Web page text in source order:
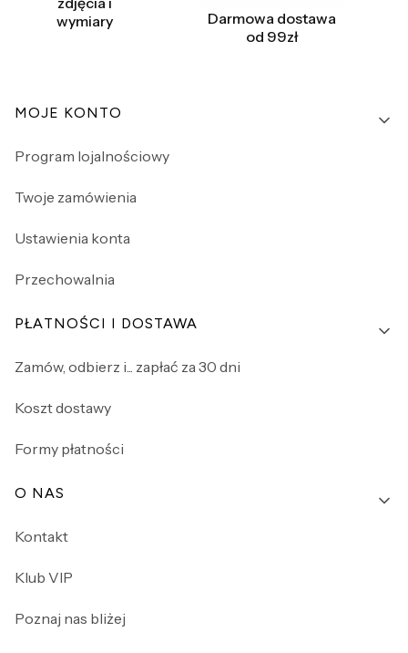
wymiary
Darmowa dostawa
od 99zł
Linki w stopce
MOJE KONTO
Program lojalnościowy
Twoje zamówienia
Ustawienia konta
Przechowalnia
PŁATNOŚCI I DOSTAWA
Zamów, odbierz i... zapłać za 30 dni
Koszt dostawy
Formy płatności
O NAS
Kontakt
Klub VIP
Poznaj nas bliżej